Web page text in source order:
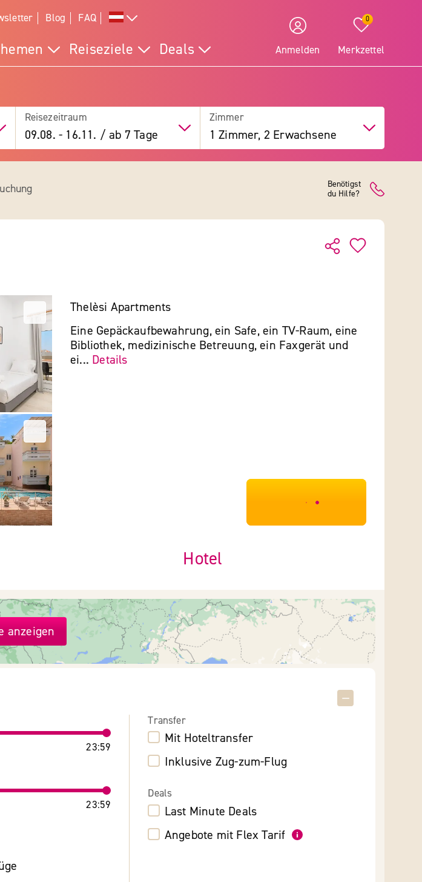
Blog FAQ
Reiseziele Deals Anmelden
0
Merkzettel
Reisezeitraum
09.08. - 16.11. / ab 7 Tage
Zimmer
1 Zimmer, 2 Erwachsene
Benötigst
du Hilfe?
Thelèsi Apartments
Eine Gepäckaufbewahrung, ein Safe, ein TV-Raum, eine
Bibliothek, medizinische Betreuung, ein Faxgerät und
ei... Details
***************
Hotel
anzeigen
23:59
23:59
Transfer
Mit Hoteltransfer
Inklusive Zug-zum-Flug
Deals
Last Minute Deals
Angebote mit Flex Tarif